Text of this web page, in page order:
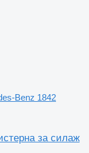
Benz 1842
за силаж